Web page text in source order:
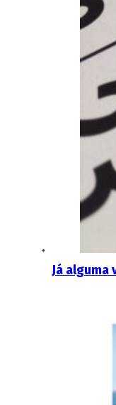
Já alguma